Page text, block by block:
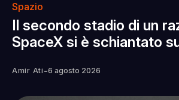
Spazio
Il secondo stadio di un
SpaceX si è schiantato
Amir Ati -6 agosto 2026